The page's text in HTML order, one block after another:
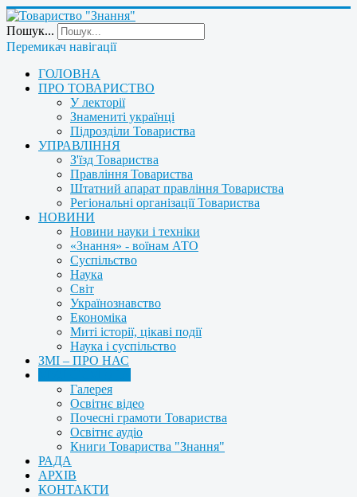
Пошук...
Перемикач навігації
ГОЛОВНА
ПРО ТОВАРИСТВО
У лекторії
Знамениті українці
Підрозділи Товариства
УПРАВЛІННЯ
З'їзд Товариства
Правління Товариства
Штатний апарат правління Товариства
Регіональні організації Товариства
НОВИНИ
Новини науки і техніки
«Знання» - воїнам АТО
Суспільство
Наука
Світ
Українознавство
Економіка
Миті історії, цікаві події
Наука і суспільство
ЗМІ – ПРО НАС
Галерея
Освітнє відео
Почесні грамоти Товариства
Освітнє аудіо
Книги Товариства "Знання"
РАДА
АРХІВ
КОНТАКТИ